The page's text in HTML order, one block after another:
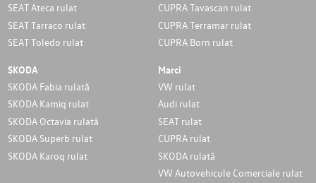
SEAT Ateca rulat
SEAT Tarraco rulat
SEAT Toledo rulat
CUPRA Tavascan rulat
CUPRA Terramar rulat
CUPRA Born rulat
SKODA
SKODA Fabia rulată
SKODA Kamiq rulat
SKODA Octavia rulată
SKODA Superb rulat
SKODA Karoq rulat
Marci
VW rulat
Audi rulat
SEAT rulat
CUPRA rulat
SKODA rulată
VW Autovehicule Comerciale rulat